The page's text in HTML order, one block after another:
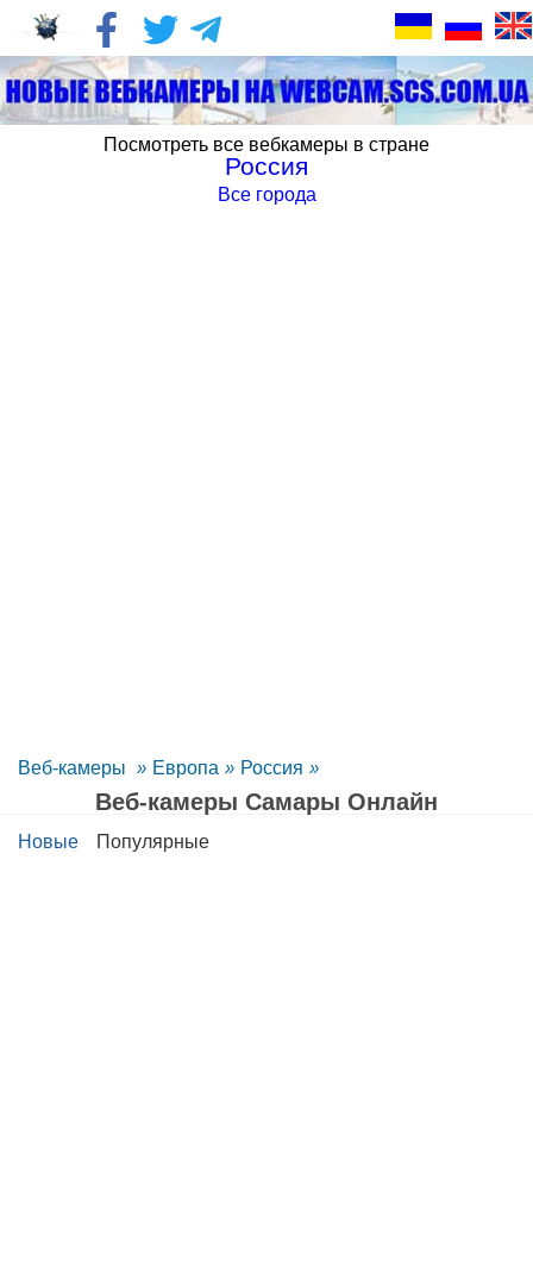
Посмотреть все вебкамеры в стране
Россия
Все города
Веб-камеры » Европа » Россия »
Веб-камеры Самары Oнлайн
Новые Популярные